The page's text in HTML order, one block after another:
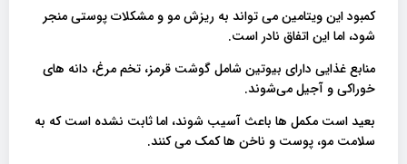
کمبود این ویتامین می تواند به ریزش مو و مشکلات پوستی منجر
شود، اما این اتفاق نادر است.
منابع غذایی دارای بیوتین شامل گوشت قرمز، تخم مرغ، دانه های
خوراکی و آجیل می‌شوند.
بعید است مکمل ها باعث آسیب شوند، اما ثابت نشده است که به
سلامت مو، پوست و ناخن ها کمک می کنند.